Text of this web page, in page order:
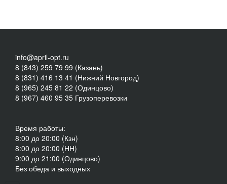
info@april-opt.ru
8 (843) 259 79 99 (Казань)
8 (831) 416 13 41 (Нижний Новгород)
8 (965) 245 81 22 (Одинцово)
8 (967) 460 95 35 Грузоперевозки
Время работы:
8:00 до 20:00 (Кзн)
8:00 до 20:00 (НН)
9:00 до 21:00 (Одинцово)
Без обеда и выходных